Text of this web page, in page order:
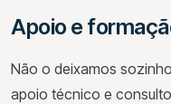
Apoio e
Não o deixamos
apoio técnico e